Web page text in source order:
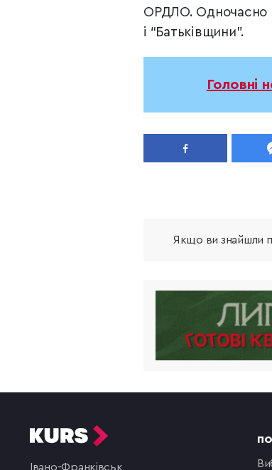
ОРДЛО. Одночасно
і “Батьківщини”.
Головні
Якщо ви знайшли
Івано-Франківськ,